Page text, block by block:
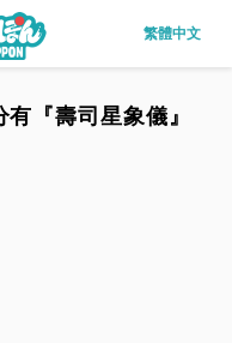
繁體中文
『壽司星象儀』